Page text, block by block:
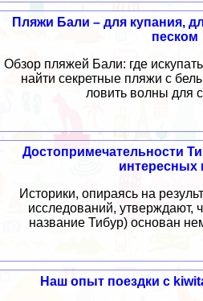
Пляжи Бали – для купания,
песком
Обзор пляжей Бали: где
найти секретные пляжи с
ловить волны для
Достопримечательности
интересных
Историки, опираясь на
исследований, утверждают,
название Тибур) основан
Наш опыт поездки c